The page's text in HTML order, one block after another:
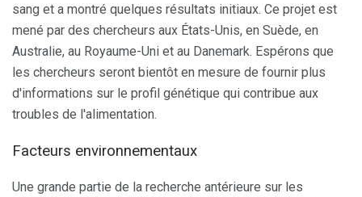
sang et a montré quelques résultats initiaux. Ce projet est
mené par des chercheurs aux États-Unis, en Suède, en
Australie, au Royaume-Uni et au Danemark. Espérons que
les chercheurs seront bientôt en mesure de fournir plus
d'informations sur le profil génétique qui contribue aux
troubles de l'alimentation.
Facteurs environnementaux
Une grande partie de la recherche antérieure sur les